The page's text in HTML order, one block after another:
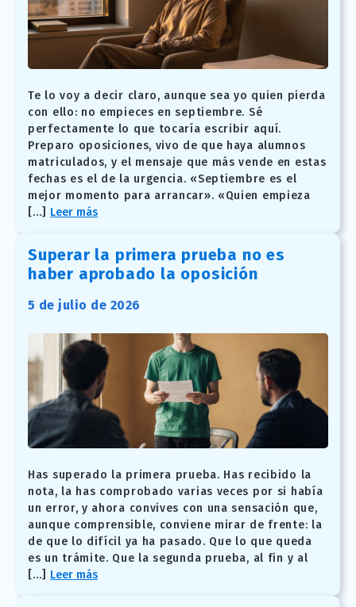
Te lo voy a decir claro, aunque sea yo quien pierda
con ello: no empieces en septiembre. Sé
perfectamente lo que tocaría escribir aquí.
Preparo oposiciones, vivo de que haya alumnos
matriculados, y el mensaje que más vende en estas
fechas es el de la urgencia. «Septiembre es el
mejor momento para arrancar». «Quien empieza
[…] Leer más
Superar la primera prueba no es
haber aprobado la oposición
5 de julio de 2026
Has superado la primera prueba. Has recibido la
nota, la has comprobado varias veces por si había
un error, y ahora convives con una sensación que,
aunque comprensible, conviene mirar de frente: la
de que lo difícil ya ha pasado. Que lo que queda
es un trámite. Que la segunda prueba, al fin y al
[…] Leer más